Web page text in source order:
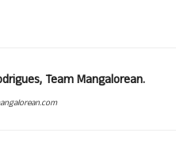
Team Mangalorean.